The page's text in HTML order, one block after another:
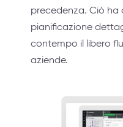
precedenza. Ciò
pianificazione
contempo il libero
aziende.